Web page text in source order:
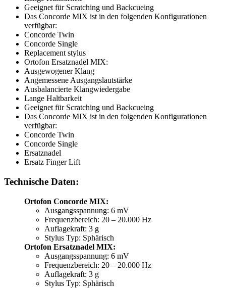
Geeignet für Scratching und Backcueing
Das Concorde MIX ist in den folgenden Konfigurationen
verfügbar:
Concorde Twin
Concorde Single
Replacement stylus
Ortofon Ersatznadel MIX:
Ausgewogener Klang
Angemessene Ausgangslautstärke
Ausbalancierte Klangwiedergabe
Lange Haltbarkeit
Geeignet für Scratching und Backcueing
Das Concorde MIX ist in den folgenden Konfigurationen
verfügbar:
Concorde Twin
Concorde Single
Ersatznadel
Ersatz Finger Lift
Technische Daten:
Ortofon Concorde MIX:
Ausgangsspannung: 6 mV
Frequenzbereich: 20 – 20.000 Hz
Auflagekraft: 3 g
Stylus Typ: Sphärisch
Ortofon Ersatznadel MIX:
Ausgangsspannung: 6 mV
Frequenzbereich: 20 – 20.000 Hz
Auflagekraft: 3 g
Stylus Typ: Sphärisch